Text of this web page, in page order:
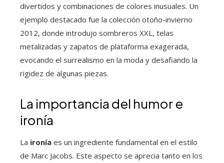
divertidos y combinaciones de colores inusuales. Un
ejemplo destacado fue la colección otoño-invierno
2012, donde introdujo sombreros XXL, telas
metalizadas y zapatos de plataforma exagerada,
evocando el surrealismo en la moda y desafiando la
rigidez de algunas piezas.
La importancia del humor e
ironía
La ironía es un ingrediente fundamental en el estilo
de Marc Jacobs. Este aspecto se aprecia tanto en los